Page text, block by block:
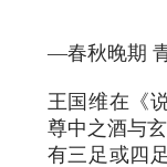
—春秋晚期
王国维在《
尊中之酒与
有三足或四